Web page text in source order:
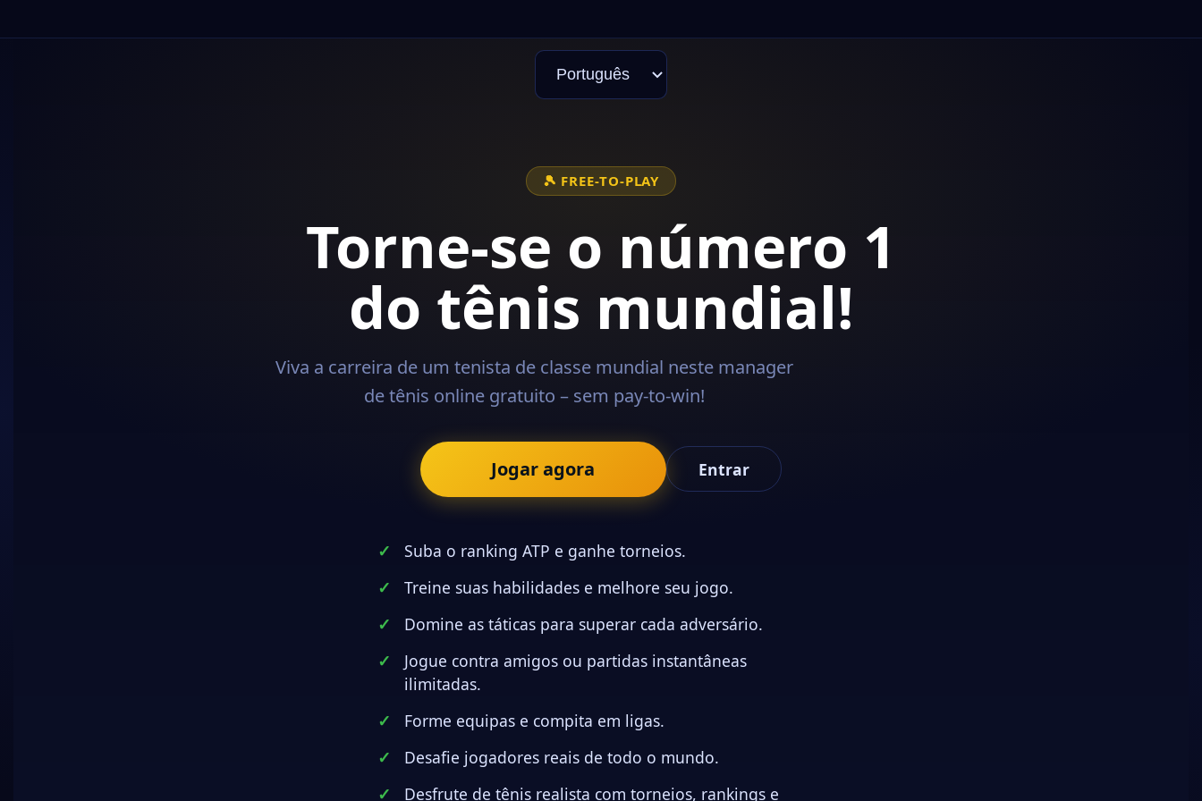
Torne-se o número 1
do tênis mundial!
Viva a carreira de um tenista de classe mundial neste manager
de tênis online gratuito – sem pay-to-win!
Jogar agora Entrar
Suba o ranking ATP e ganhe torneios.
Treine suas habilidades e melhore seu jogo.
Domine as táticas para superar cada adversário.
ilimitadas.
Desfrute de tênis realista com torneios, rankings e
decisões de manager.
About us Terms and conditions | Privacy policy